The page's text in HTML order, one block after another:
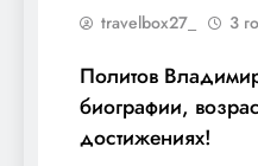
travelbox27_ 3
Политов
биографии,
достижениях!